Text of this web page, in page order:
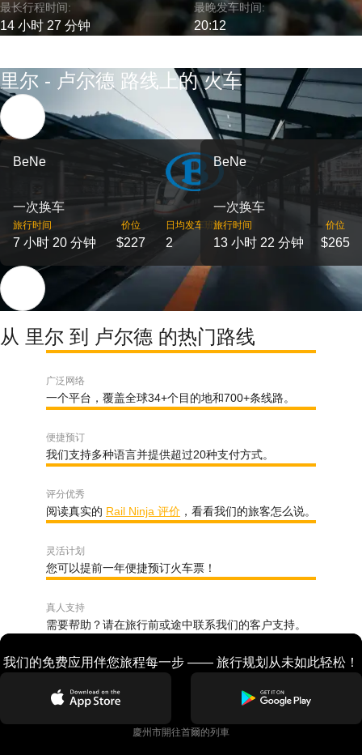
最长行程时间:
14 小时 27 分钟
最晚发车时间:
20:12
里尔 - 卢尔德 路线上的 火车
BeNe
一次换车
旅行时间
7 小时 20 分钟
价位
$227
日均发车班次
2
BeNe
一次换车
旅行时间
13 小时 22 分钟
价位
$265
从 里尔 到 卢尔德 的热门路线
广泛网络
一个平台，覆盖全球34+个目的地和700+条线路。
便捷预订
我们支持多种语言并提供超过20种支付方式。
评分优秀
阅读真实的 Rail Ninja 评价 ，看看我们的旅客怎么说。
灵活计划
您可以提前一年便捷预订火车票！
真人支持
需要帮助？请在旅行前或途中联系我们的客户支持。
我们的免费应用伴您旅程每一步 —— 旅行规划从未如此轻松！
慶州市開往首爾的列車